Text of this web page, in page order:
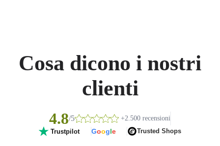
Cosa dicono i nostri
clienti
4.8/5 +2.500 recensioni
Trustpilot Google Trusted Shops